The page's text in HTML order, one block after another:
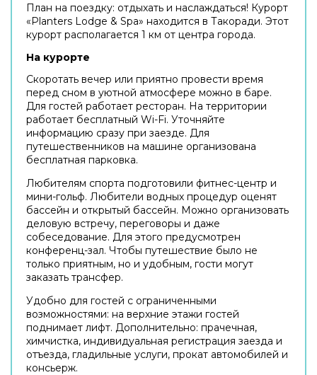
План на поездку: отдыхать и наслаждаться! Курорт
«Planters Lodge & Spa» находится в Такоради. Этот
курорт располагается 1 км от центра города.
На курорте
Скоротать вечер или приятно провести время
перед сном в уютной атмосфере можно в баре.
Для гостей работает ресторан. На территории
работает бесплатный Wi-Fi. Уточняйте
информацию сразу при заезде. Для
путешественников на машине организована
бесплатная парковка.
Любителям спорта подготовили фитнес-центр и
мини-гольф. Любители водных процедур оценят
бассейн и открытый бассейн. Можно организовать
деловую встречу, переговоры и даже
собеседование. Для этого предусмотрен
конференц-зал. Чтобы путешествие было не
только приятным, но и удобным, гости могут
заказать трансфер.
Удобно для гостей с ограниченными
возможностями: на верхние этажи гостей
поднимает лифт. Дополнительно: прачечная,
химчистка, индивидуальная регистрация заезда и
отъезда, гладильные услуги, прокат автомобилей и
консьерж.